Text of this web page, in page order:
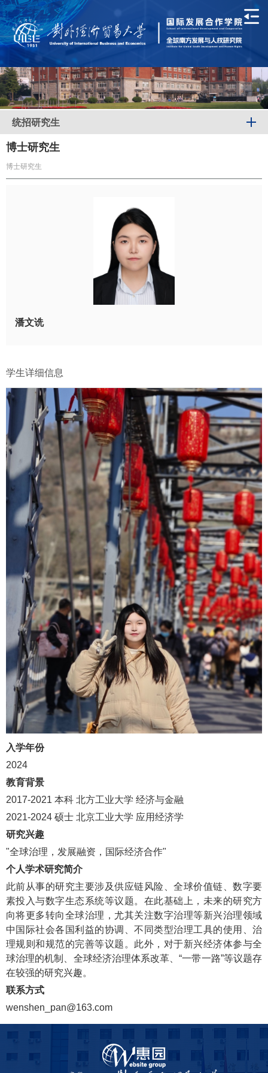
统招研究生
博士研究生
博士研究生
潘文诜
学生详细信息
入学年份
2024
教育背景
2017-2021 本科 北方工业大学 经济与金融
2021-2024 硕士 北京工业大学 应用经济学
研究兴趣
"全球治理 ， 发展融资 ， 国际经济合作"
个人学术研究简介
此前从事的研究主要涉及供应链风险、全球价值链、数字要
素投入与数字生态系统等议题。在此基础上，未来的研究方
向将更多转向全球治理，尤其关注数字治理等新兴治理领域
中国际社会各国利益的协调、不同类型治理工具的使用、治
理规则和规范的完善等议题。此外，对于新兴经济体参与全
球治理的机制、全球经济治理体系改革、“一带一路”等议题存
在较强的研究兴趣。
联系方式
wenshen_pan@163.com